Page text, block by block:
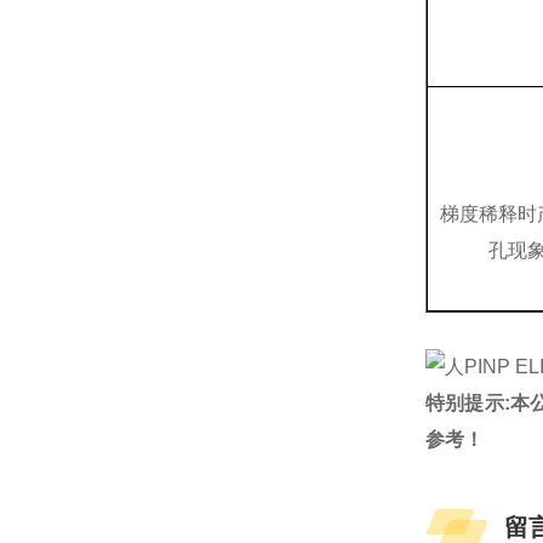
梯度稀释时
孔现
特别提示:本
参考！
留